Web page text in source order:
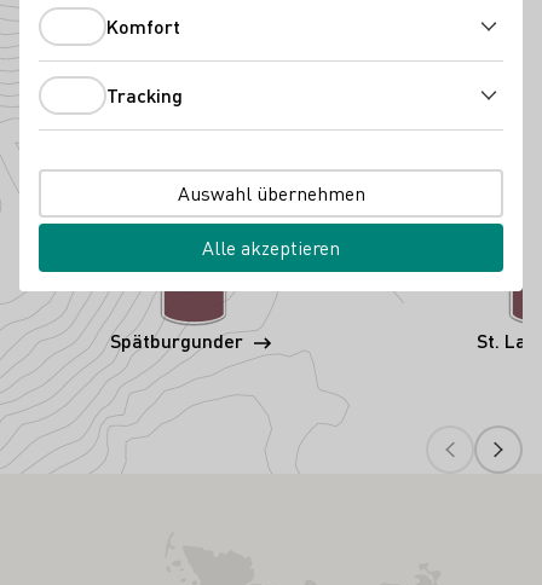
Spätburgunder St.
Komfort
Tracking
Auswahl übernehmen
Alle akzeptieren